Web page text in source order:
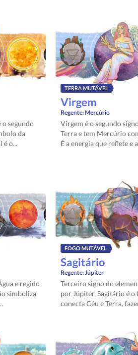
o segundo
da
é o...
TERRA MUTÁVEL
Virgem
Regente:Mercúrio
Virgem é o segundo
Terra e tem Mercúrio
É a energia que reflete e
e regido
simboliza
FOGO MUTÁVEL
Sagitário
Regente:Júpiter
Terceiro signo do
por Júpiter, Sagitário é o
conecta Céu e Terra,